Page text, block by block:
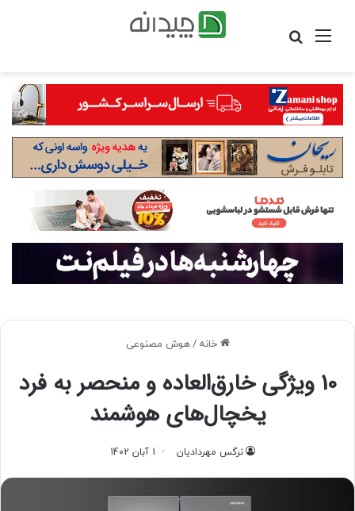
منو
خانه /هوش مصنوعی
10 ویژگی‌ خارق‌العاده و منحصر به فرد
یخچال‌های هوشمند
نرگس مهردادیان 1 آبان 1402